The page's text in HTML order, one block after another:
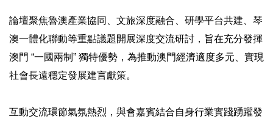
論壇聚焦魯澳產業協同、文旅深度融合、研學平台共建、琴
澳一體化聯動等重點議題開展深度交流研討，旨在充分發揮
澳門 “一國兩制” 獨特優勢，為推動澳門經濟適度多元、實現
社會長遠穩定發展建言獻策。
互動交流環節氣氛熱烈，與會嘉賓結合自身行業實踐踴躍發